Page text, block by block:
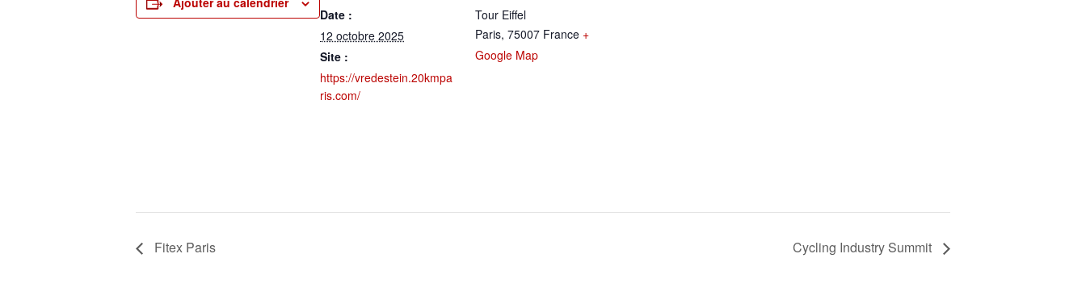
Date :
12 octobre 2025
Site :
https://vredestein.20kmpa
ris.com/
Tour Eiffel
Paris, 75007 France +
Google Map
Fitex Paris Cycling Industry Summit